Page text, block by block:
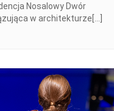
Nosalowy Dwór
w architekturze[...]